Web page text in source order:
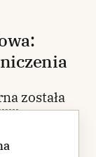
została